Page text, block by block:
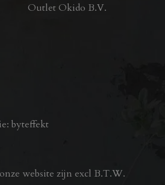
Outlet Okido B.V.
byteffekt
website zijn excl B.T.W.